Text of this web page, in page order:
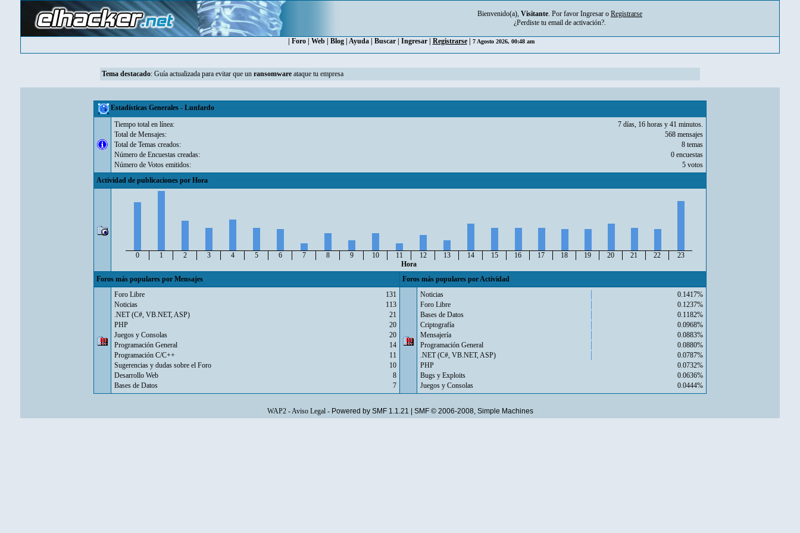
Bienvenido(a), Visitante. Por favor Ingresar o Registrarse
¿Perdiste tu email de activación?.
Foro| Web| Blog| Ayuda| Buscar| Ingresar| Registrarse| 7 Agosto 2026, 00:48 am
Tema destacado: Guía actualizada para evitar que un ransomware ataque tu empresa
Estadísticas Generales - Lunfardo
Tiempo total en línea:
7 días, 16 horas y 41 minutos.
Total de Mensajes:
568 mensajes
Total de Temas creados:
8 temas
Número de Encuestas creadas:
0 encuestas
Número de Votos emitidos:
5 votos
Actividad de publicaciones por Hora
0 1 2 3 4 5 6 7 8 9 10 11 12 13 14 15 16 17 18 19 20 21 22
23
Hora
Foros más populares por Mensajes
Foros más populares por Actividad
Foro Libre
131
Noticias
113
.NET (C#, VB.NET, ASP)
21
PHP
20
Juegos y Consolas
20
Programación General
14
Programación C/C++
11
Sugerencias y dudas sobre el Foro
10
Desarrollo Web
8
Bases de Datos
7
Noticias
0.1417%
Foro Libre
0.1237%
Bases de Datos
0.1182%
Criptografía
0.0968%
Mensajería
0.0883%
Programación General
0.0880%
.NET (C#, VB.NET, ASP)
0.0787%
PHP
0.0732%
Bugs y Exploits
0.0636%
Juegos y Consolas
0.0444%
WAP2-Aviso Legal- Powered by SMF 1.1.21 SMF © 2006-2008, Simple Machines